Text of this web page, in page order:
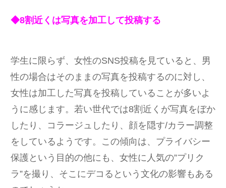
◆8割近くは写真を加工して投稿する
学生に限らず、女性のSNS投稿を見ていると、男
性の場合はそのままの写真を投稿するのに対し、
女性は加工した写真を投稿していることが多いよ
うに感じます。若い世代では8割近くが写真をぼか
したり、コラージュしたり、顔を隠す/カラー調整
をしているようです。この傾向は、プライバシー
保護という目的の他にも、女性に人気の”プリク
ラ”を撮り、そこにデコるという文化の影響もある